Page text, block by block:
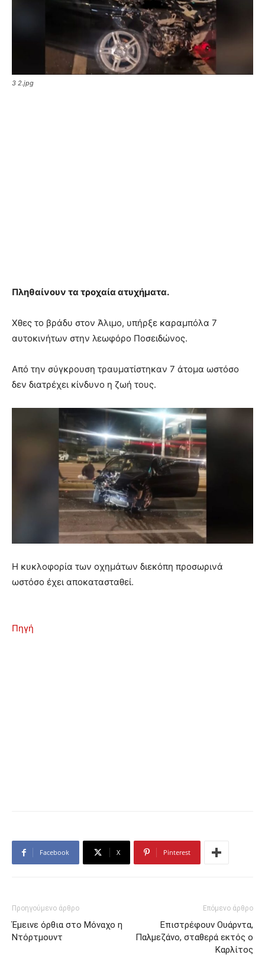
3 2.jpg
Πληθαίνουν τα τροχαία ατυχήματα.
Χθες το βράδυ στον Άλιμο, υπήρξε καραμπόλα 7
αυτοκινήτων στην λεωφόρο Ποσειδώνος.
Από την σύγκρουση τραυματίστηκαν 7 άτομα ωστόσο
δεν διατρέχει κίνδυνο η ζωή τους.
Η κυκλοφορία των οχημάτων διεκόπη προσωρινά
ωστόσο έχει αποκατασταθεί.
Πηγή
Facebook X Pinterest
Προηγούμενο άρθρο
Έμεινε όρθια στο Μόναχο η
Ντόρτμουντ
Επόμενο άρθρο
Επιστρέφουν Ουάρντα,
Παλμεζάνο, σταθερά εκτός ο
Καρλίτος